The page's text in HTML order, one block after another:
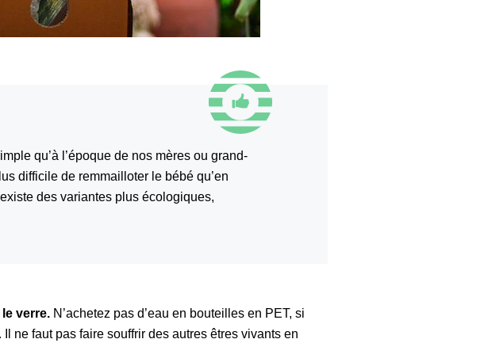
qu’à l’époque de nos mères ou grand-
difficile de remmailloter le bébé qu’en
des variantes plus écologiques,
verre. N’achetez pas d’eau en bouteilles en PET, si
ne faut pas faire souffrir des autres êtres vivants en